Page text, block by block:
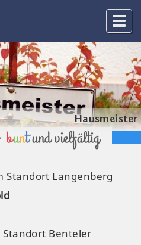
Hausmeister
buntund vielfältig
Standort Langenberg
Benteler